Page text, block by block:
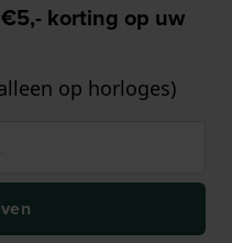
korting op uw
op horloges)